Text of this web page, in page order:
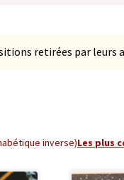
retirées par leurs
inverse)Les plus